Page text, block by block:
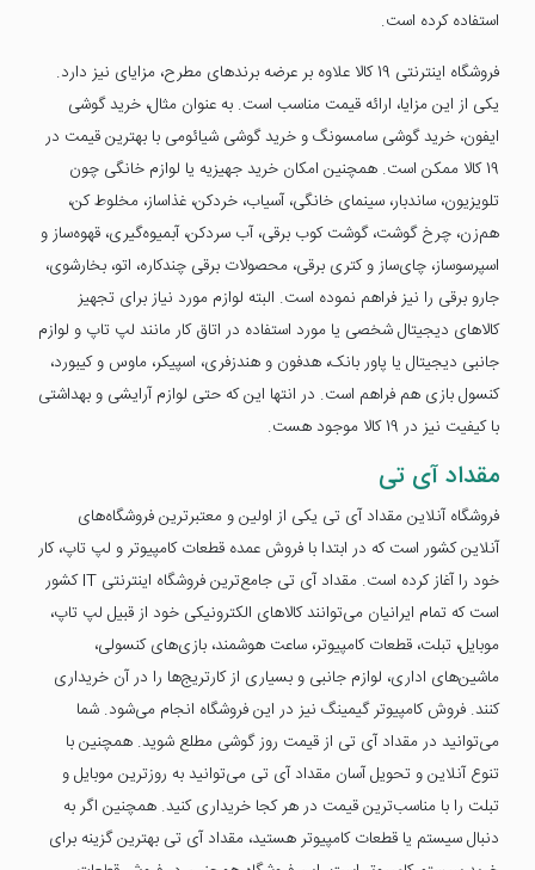
استفاده کرده است.
فروشگاه اینترنتی 19 کالا علاوه بر عرضه برندهای مطرح، مزایای نیز دارد.
یکی از این مزایا، ارائه قیمت مناسب است. به عنوان مثال، خرید گوشی
ایفون، خرید گوشی سامسونگ و خرید گوشی شیائومی با بهترین قیمت در
19 کالا ممکن است. همچنین امکان خرید جهیزیه یا لوازم خانگی چون
تلویزیون، ساندبار، سینمای خانگی، آسیاب، خردکن، غذاساز، مخلوط کن،
هم‌زن، چرخ گوشت، گوشت کوب برقی، آب سردکن، آبمیوه‌گیری، قهوه‌ساز و
اسپرسو‌ساز، چای‌ساز و کتری برقی، محصولات برقی چندکاره، اتو، بخارشوی،
جارو برقی را نیز فراهم نموده است. البته لوازم مورد نیاز برای تجهیز
کالاهای دیجیتال شخصی یا مورد استفاده در اتاق کار مانند لپ تاپ و لوازم
جانبی دیجیتال یا پاور بانک، هدفون و هندزفری، اسپیکر، ماوس و کیبورد،
کنسول بازی هم فراهم است. در انتها این که حتی لوازم آرایشی و بهداشتی
با کیفیت نیز در 19 کالا موجود هست.
مقداد آی تی
فروشگاه آنلاین مقداد آی تی یکی از اولین و معتبرترین فروشگاه‌های
آنلاین کشور است که در ابتدا با فروش عمده قطعات کامپیوتر و لپ تاپ، کار
خود را آغاز کرده است. مقداد آی تی جامع‌ترین فروشگاه اینترنتی IT کشور
است که تمام ایرانیان می‌توانند کالاهای الکترونیکی خود از قبیل لپ تاپ،
موبایل، تبلت، قطعات کامپیوتر، ساعت هوشمند، بازی‌های کنسولی،
ماشین‌های اداری، لوازم جانبی و بسیاری از کارتریج‌ها را در آن خریداری
کنند. فروش کامپیوتر گیمینگ نیز در این فروشگاه انجام می‌شود. شما
می‌توانید در مقداد آی تی از قیمت روز گوشی مطلع شوید. همچنین با
تنوع آنلاین و تحویل آسان مقداد آی تی می‌توانید به روزترین موبایل و
تبلت را با مناسب‌ترین قیمت در هر کجا خریداری کنید. همچنین اگر به
دنبال سیستم یا قطعات کامپیوتر هستید، مقداد آی تی بهترین گزینه برای